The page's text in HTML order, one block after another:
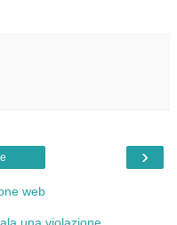
›
web
una violazione